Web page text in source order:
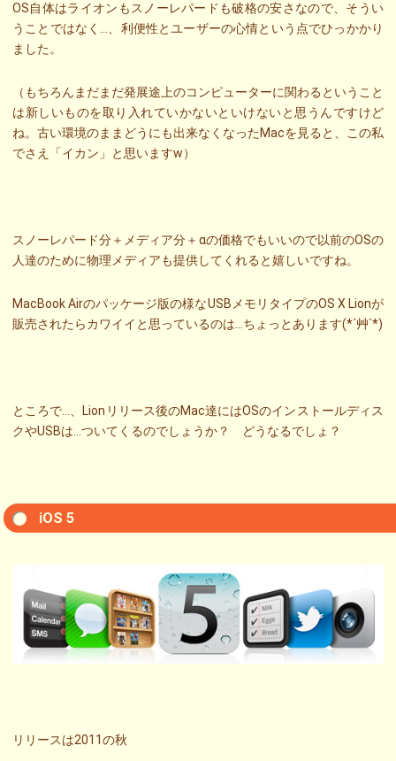
OS自体はライオンもスノーレパードも破格の安さなので、そうい
うことではなく…、利便性とユーザーの心情という点でひっかかり
ました。
（もちろんまだまだ発展途上のコンピューターに関わるということ
は新しいものを取り入れていかないといけないと思うんですけど
ね。古い環境のままどうにも出来なくなったMacを見ると、この私
でさえ「イカン」と思いますw）
スノーレパード分＋メディア分＋αの価格でもいいので以前のOSの
人達のために物理メディアも提供してくれると嬉しいですね。
MacBook Airのパッケージ版の様なUSBメモリタイプのOS X Lionが
販売されたらカワイイと思っているのは…ちょっとあります(*´艸`*)
ところで…、Lionリリース後のMac達にはOSのインストールディス
クやUSBは…ついてくるのでしょうか？ どうなるでしょ？
iOS 5
リリースは2011の秋